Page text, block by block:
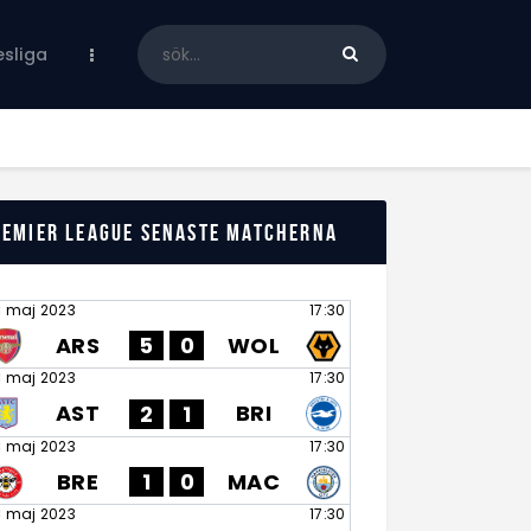
League senaste matcherna
maj 2023 17:30
ARS 5 0 WOL
maj 2023 17:30
AST 2 1 BRI
maj 2023 17:30
BRE 1 0 MAC
maj 2023 17:30